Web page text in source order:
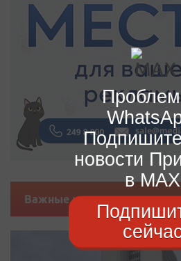
Важные новости
новости
в